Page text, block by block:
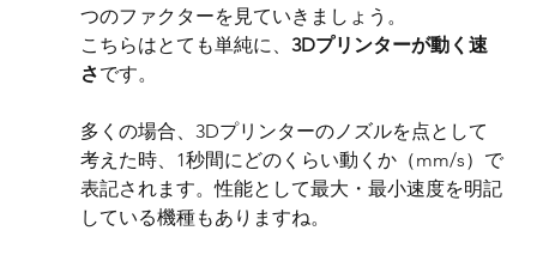
つのファクターを見ていきましょう。
こちらはとても単純に、 3Dプリンターが動く速
さです。
多くの場合、3Dプリンターのノズルを点として
考えた時、1秒間にどのくらい動くか（mm/s）で
表記されます。性能として最大・最小速度を明記
している機種もありますね。